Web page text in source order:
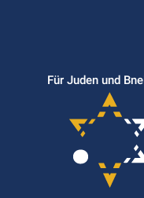
Für Juden und